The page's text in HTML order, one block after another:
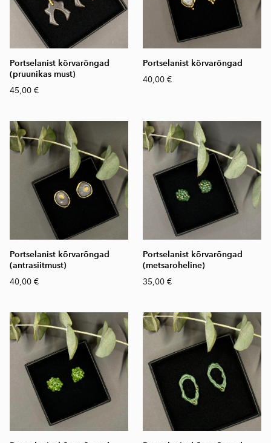
Portselanist kõrvarõngad
(pruunikas must)
45,00 €
Portselanist kõrvarõngad
40,00 €
Portselanist kõrvarõngad
(antrasiitmust)
40,00 €
Portselanist kõrvarõngad
(metsaroheline)
35,00 €